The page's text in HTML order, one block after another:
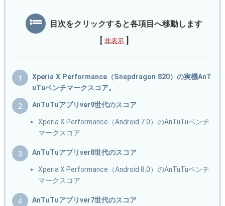
目次をクリックすると各項目へ移動します
[ 非表示 ]
Xperia X Performance（Snapdragon 820）の実機AnT
uTuベンチマークスコア。
AnTuTuアプリver9世代のスコア
Xperia X Performance（Android 7.0）のAnTuTuベンチ
マークスコア
AnTuTuアプリver8世代のスコア
Xperia X Performance（Android 8.0）のAnTuTuベンチ
マークスコア
AnTuTuアプリver7世代のスコア